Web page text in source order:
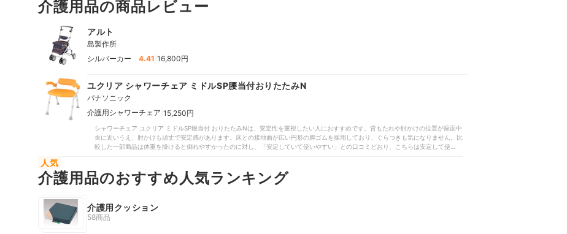
介護用品の商品レビュー
アルト
島製作所
シルバーカー
4.41 16,800円
ユクリア シャワーチェア ミドルSP腰当付おりたたみN
パナソニック
介護用シャワーチェア 15,250円
シャワーチェア ユクリア ミドルSP腰当付 おりたたみNは、安定性を重視したい人におすすめです。背もたれや肘かけの位置が座面中
央に近いうえ、肘かけも頑丈で安定感があります。床との接地面が広い円形の脚ゴムを採用しており、ぐらつきも気になりません。比
較した一部商品は体重を掛けると倒れやすかったのに対し、「安定していて使いやすい」との口コミどおり、こちらは安定して使える
を支える構造であるため、腰が曲がった人でも楽に座れますよ。座面は少し冷たいものの、問題なく使用できるレベルでした。2ステ
ップで設置できる手軽さもポイントです。少々力はいりますが、本体を開き肘かけを下ろすだけで使用できます。ただし、1人で扱う
齢の人だと少し抵抗を感じそうです。介助者が洗いやすい構造な点はよいところです。陰部は立ち上がらないと洗えませんが、肘かけ
は跳ね上げ式のため、座ったままでもお腹周りに手が届きます。比較した一部商品のように大きな背もたれが背中を隠してしまうこと
もなく、背中を洗うのもスムーズですよ。ただし、座面や肘かけは石けんがついた状態だと滑ります。滑りにくい素材は使われていま
人気
介護用品のおすすめ人気ランキング
介護用クッション
58商品